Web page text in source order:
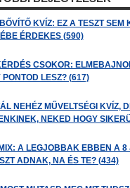
KVÍZ: EZ A TESZT SEM
ÉRDEKES (590)
CSOKOR:
PONTOD LESZ? (617)
NEHÉZ MŰVELTSÉGI KVÍZ,
NEKED HOGY
A LEGJOBBAK EBBEN A 8
ADNAK, NA ÉS TE? (434)